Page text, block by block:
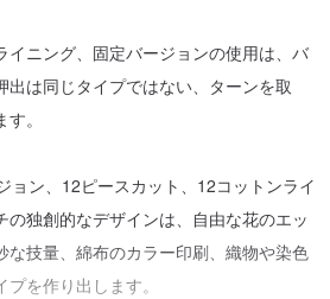
イニング、固定バージョンの使用は、バ
出は同じタイプではない、ターンを取
。
ョン、12ピースカット、12コットンライ
の独創的なデザインは、自由な花のエッ
な技量、綿布のカラー印刷、織物や染色
を作り出します。